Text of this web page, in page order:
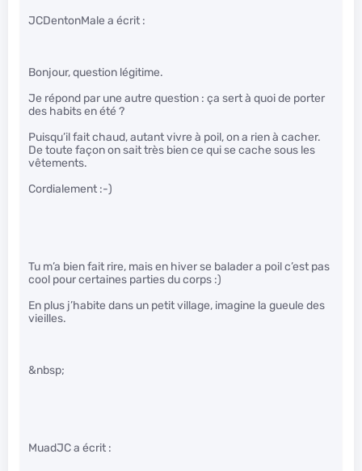
JCDentonMale a écrit :
Bonjour, question légitime.
Je répond par une autre question : ça sert à quoi de porter
des habits en été ?
Puisqu’il fait chaud, autant vivre à poil, on a rien à cacher.
De toute façon on sait très bien ce qui se cache sous les
vêtements.
Cordialement :-)
Tu m’a bien fait rire, mais en hiver se balader a poil c’est pas
cool pour certaines parties du corps :)
En plus j’habite dans un petit village, imagine la gueule des
vieilles.
&nbsp;
MuadJC a écrit :